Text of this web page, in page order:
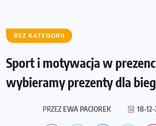
BEZ KATEGORII
Sport i motywacja w
wybieramy prezenty dla
PRZEZEWA PACIOREK 18-